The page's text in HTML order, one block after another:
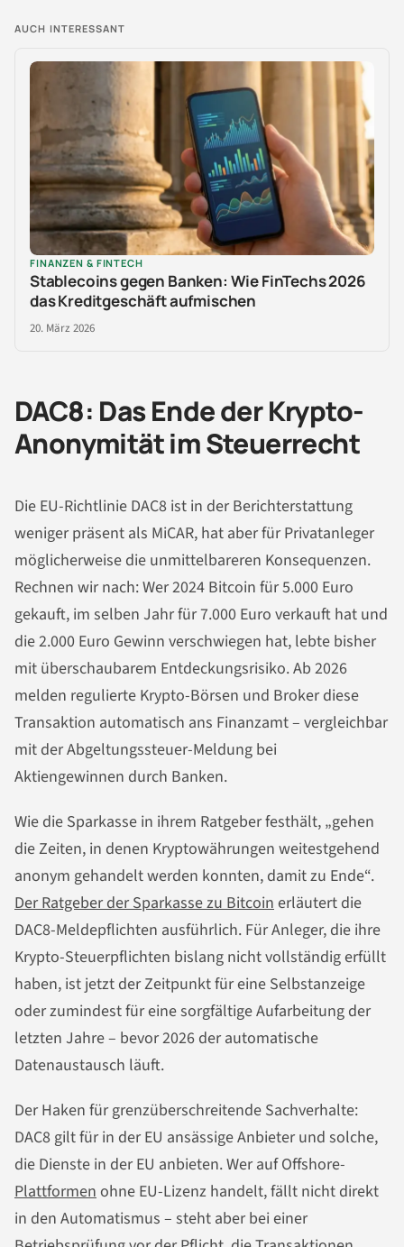
AUCH INTERESSANT
FINANZEN & FINTECH
Stablecoins gegen Banken: Wie FinTechs 2026
das Kreditgeschäft aufmischen
20. März 2026
DAC8: Das Ende der Krypto-
Anonymität im Steuerrecht
Die EU-Richtlinie DAC8 ist in der Berichterstattung
weniger präsent als MiCAR, hat aber für Privatanleger
möglicherweise die unmittelbareren Konsequenzen.
Rechnen wir nach: Wer 2024 Bitcoin für 5.000 Euro
gekauft, im selben Jahr für 7.000 Euro verkauft hat und
die 2.000 Euro Gewinn verschwiegen hat, lebte bisher
mit überschaubarem Entdeckungsrisiko. Ab 2026
melden regulierte Krypto-Börsen und Broker diese
Transaktion automatisch ans Finanzamt – vergleichbar
mit der Abgeltungssteuer-Meldung bei
Aktiengewinnen durch Banken.
Wie die Sparkasse in ihrem Ratgeber festhält, „gehen
die Zeiten, in denen Kryptowährungen weitestgehend
anonym gehandelt werden konnten, damit zu Ende“.
Der Ratgeber der Sparkasse zu Bitcoinerläutert die
DAC8-Meldepflichten ausführlich. Für Anleger, die ihre
Krypto-Steuerpflichten bislang nicht vollständig erfüllt
haben, ist jetzt der Zeitpunkt für eine Selbstanzeige
oder zumindest für eine sorgfältige Aufarbeitung der
letzten Jahre – bevor 2026 der automatische
Datenaustausch läuft.
Der Haken für grenzüberschreitende Sachverhalte:
DAC8 gilt für in der EU ansässige Anbieter und solche,
die Dienste in der EU anbieten. Wer auf Offshore-
Plattformenohne EU-Lizenz handelt, fällt nicht direkt
in den Automatismus – steht aber bei einer